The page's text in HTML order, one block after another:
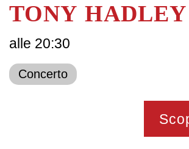
TONY HADLEY
alle 20:30
Concerto